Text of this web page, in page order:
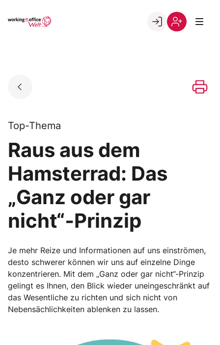
Go to landing page.
Top-Thema
Raus aus dem
Hamsterrad: Das
„Ganz oder gar
nicht“‐Prinzip
Je mehr Reize und Informationen auf uns einströmen,
desto schwerer können wir uns auf einzelne Dinge
konzentrieren. Mit dem „Ganz oder gar nicht“‐Prinzip
gelingt es Ihnen, den Blick wieder uneingeschränkt auf
das Wesentliche zu richten und sich nicht von
Nebensächlichkeiten ablenken zu lassen.